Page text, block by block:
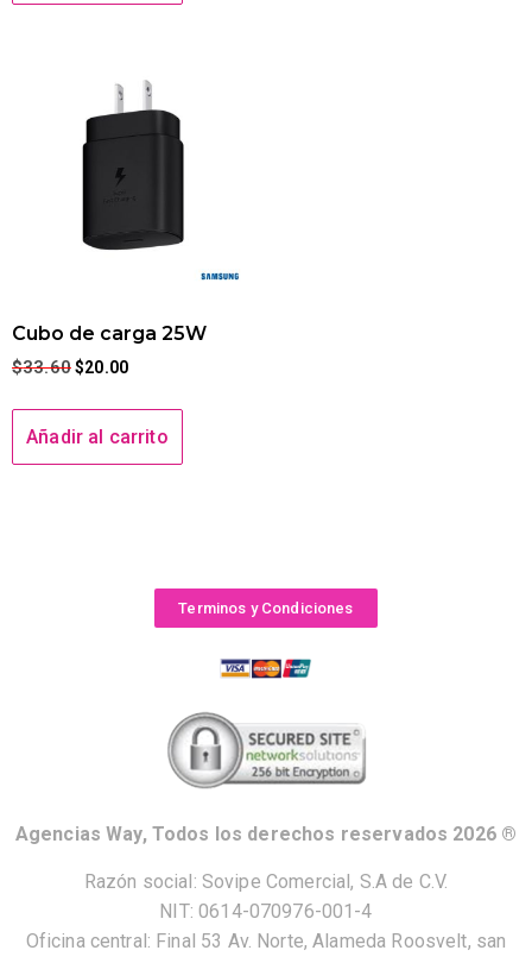
Cubo de carga 25W
$33.60$20.00
Añadir al carrito
Terminos y Condiciones
Agencias Way, Todos los derechos reservados 2026 ®
Razón social: Sovipe Comercial, S.A de C.V.
NIT: 0614-070976-001-4
Oficina central: Final 53 Av. Norte, Alameda Roosvelt, san